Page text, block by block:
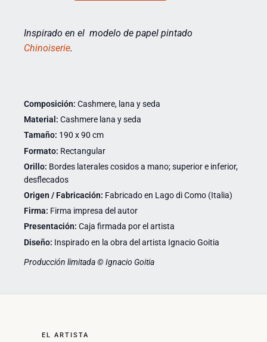
Inspirado en el modelo de papel pintado
Chinoiserie.
Composición: Cashmere, lana y seda
Material: Cashmere lana y seda
Tamaño: 190 x 90 cm
Formato: Rectangular
Orillo: Bordes laterales cosidos a mano; superior e inferior,
desflecados
Origen / Fabricación: Fabricado en Lago di Como (Italia)
Firma: Firma impresa del autor
Presentación: Caja firmada por el artista
Diseño: Inspirado en la obra del artista Ignacio Goitia
Producción limitada © Ignacio Goitia
EL ARTISTA